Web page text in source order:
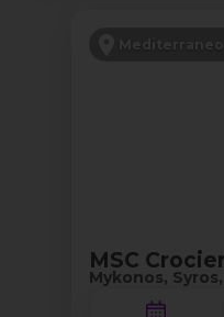
Mediterraneo Orientale
MSC
Mykonos,